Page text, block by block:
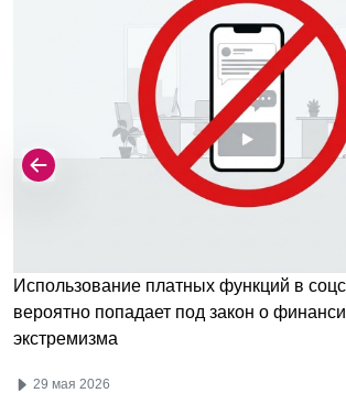
Использование платных функций в
вероятно попадает под закон о
экстремизма
29 мая 2026